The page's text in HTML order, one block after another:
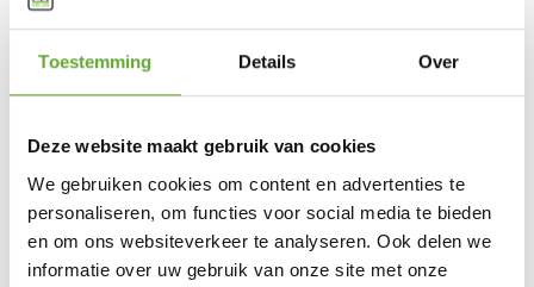
Toestemming Details Over
Deze website maakt gebruik van cookies
We gebruiken cookies om content en advertenties te
personaliseren, om functies voor social media te bieden
en om ons websiteverkeer te analyseren. Ook delen we
informatie over uw gebruik van onze site met onze
Solutions
Bornes de recharge industrielles
Panneaux solaires industriels
Energy Management System
Service client
FAQ
Législation
Entretien & garantie
Demander des conseils